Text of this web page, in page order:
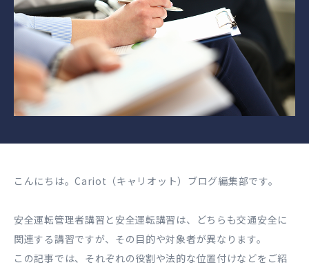
こんにちは。Cariot（キャリオット）ブログ編集部です。
安全運転管理者講習と安全運転講習は、どちらも交通安全に
関連する講習ですが、その目的や対象者が異なります。
この記事では、それぞれの役割や法的な位置付けなどをご紹